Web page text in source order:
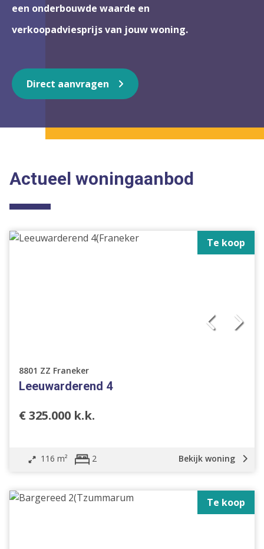
een onderbouwde waarde en
verkoopadviesprijs van jouw woning.
Direct aanvragen
Actueel woningaanbod
Te koop
8801 ZZ Franeker
Leeuwarderend 4
€ 325.000 k.k.
116 m² 2 Bekijk woning
Te koop